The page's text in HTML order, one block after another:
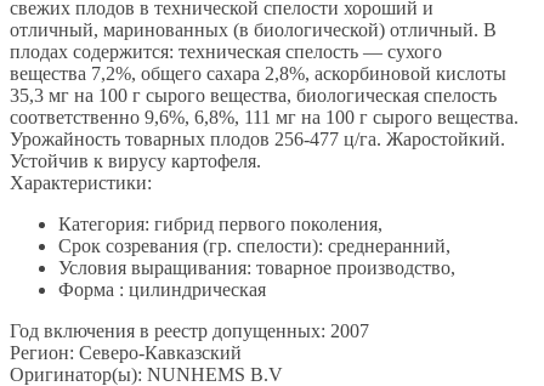
свежих плодов в технической спелости хороший и
отличный, маринованных (в биологической) отличный. В
плодах содержится: техническая спелость — сухого
вещества 7,2%, общего сахара 2,8%, аскорбиновой кислоты
35,3 мг на 100 г сырого вещества, биологическая спелость
соответственно 9,6%, 6,8%, 111 мг на 100 г сырого вещества.
Урожайность товарных плодов 256-477 ц/га. Жаростойкий.
Устойчив к вирусу картофеля.
Характеристики:
Категория: гибрид первого поколения,
Срок созревания (гр. спелости): среднеранний,
Условия выращивания: товарное производство,
Форма : цилиндрическая
Год включения в реестр допущенных: 2007
Регион: Северо-Кавказский
Оригинатор(ы): NUNHEMS B.V